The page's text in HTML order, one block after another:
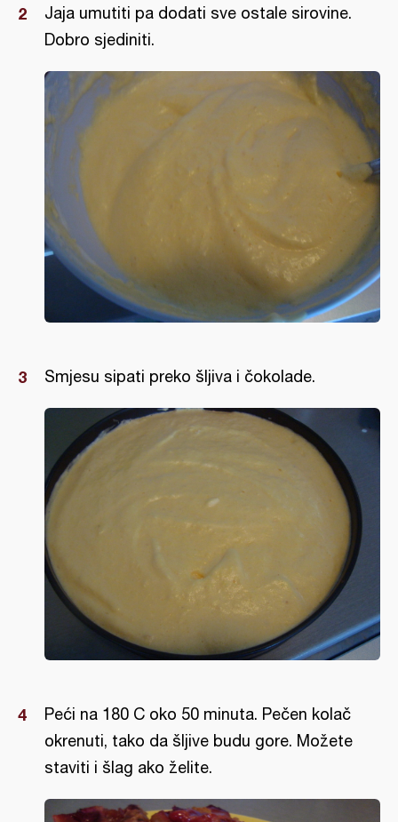
Jaja umutiti pa dodati sve ostale sirovine.
Dobro sjediniti.
Smjesu sipati preko šljiva i čokolade.
Peći na 180 C oko 50 minuta. Pečen kolač
okrenuti, tako da šljive budu gore. Možete
staviti i šlag ako želite.